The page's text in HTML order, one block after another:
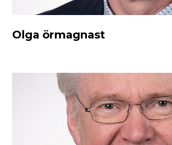
Olga örmagnast